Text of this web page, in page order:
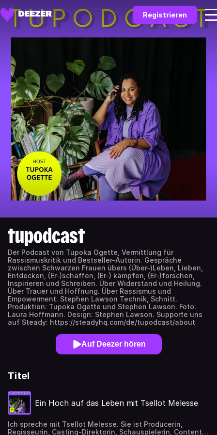
Registrieren
tupodcast
Der Podcast von Tupoka Ogette, Vermittlung für
Rassismuskritik und Bestseller-Autorin. Gespräche
zwischen Schwarzen Frauen übers (Über-)Leben, Lieben,
Entdecken, (Er-)schaffen, (Er-) kämpfen, (Er-)forschen,
Inspirieren und Schreiben. Über Widerstand und Heilung.
Über Trauer und Hoffnung. Über Rassismus und
Empowerment. Stephen Lawson Technik, Schnitt.
Produktion: Tupoka Ogette und Stephen Lawson. Foto:
Laura Hoffmann. Design: Stephen Lawson. Supporte uns
auf Steady: https://steadyhq.com/de/tupodcast/about
Auf Deezer hören
Titel
Ein Hoch auf das Leben mit Tsellot Melesse
Ich spreche mit Tsellot Melesse. Sie ist Producerin,
Regisseurin, Casting-Direktorin, Schauspielerin, Content